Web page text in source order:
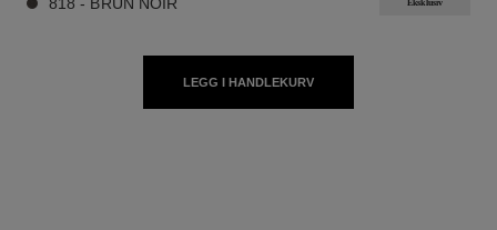
Eksklusiv
LEGG I HANDLEKURV